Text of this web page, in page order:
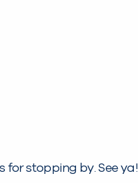
for stopping by. See ya!